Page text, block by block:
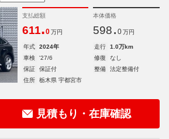
支払総額
611.0 万円
本体価格
598. 0 万円
年式 2024年 走行
1.0万km
車検
'27/6 修復
なし
保証
保証付 整備
法定整備付
住所
栃木県 宇都宮市
見積もり・在庫確認